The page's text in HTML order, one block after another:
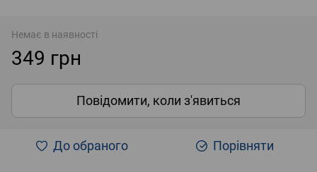
Немає в наявності
349 грн
Повідомити, коли з'явиться
До обраного Порівняти